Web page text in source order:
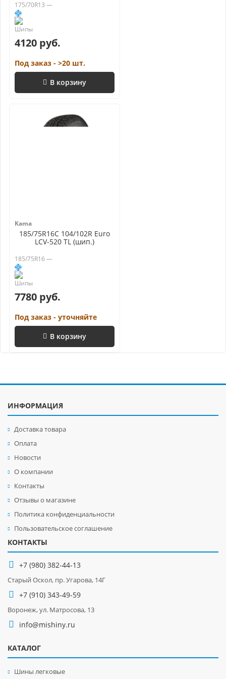
175/70R13 —
4120 руб.
Под заказ - >20 шт.
В корзину
Kama
185/75R16C 104/102R Euro
LCV-520 TL (шип.)
185/75R16 —
7780 руб.
Под заказ - уточняйте
В корзину
ИНФОРМАЦИЯ
Доставка товара
Оплата
Новости
О компании
Контакты
Отзывы о магазине
Политика конфиденциальности
Пользовательское соглашение
КОНТАКТЫ
+7 (980) 382-44-13
Старый Оскол, пр. Угарова, 14Г
+7 (910) 343-49-59
Воронеж, ул. Матросова, 13
info@mishiny.ru
КАТАЛОГ
Шины легковые